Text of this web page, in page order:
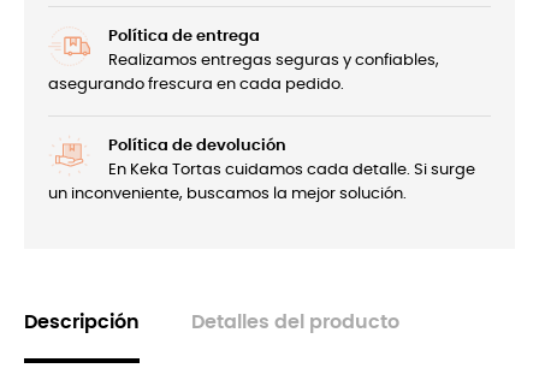
Política de entrega
Realizamos entregas seguras y confiables,
asegurando frescura en cada pedido.
Política de devolución
En Keka Tortas cuidamos cada detalle. Si surge
un inconveniente, buscamos la mejor solución.
Descripción Detalles del producto